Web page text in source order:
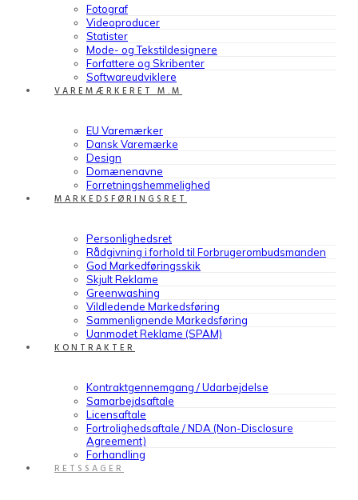
Fotograf
Videoproducer
Statister
Mode- og Tekstildesignere
Forfattere og Skribenter
Softwareudviklere
VAREMÆRKERET M.M
EU Varemærker
Dansk Varemærke
Design
Domænenavne
Forretningshemmelighed
MARKEDSFØRINGSRET
Personlighedsret
Rådgivning i forhold til Forbrugerombudsmanden
God Markedføringsskik
Skjult Reklame
Greenwashing
Vildledende Markedsføring
Sammenlignende Markedsføring
Uanmodet Reklame (SPAM)
KONTRAKTER
Kontraktgennemgang / Udarbejdelse
Samarbejdsaftale
Licensaftale
Fortrolighedsaftale / NDA (Non-Disclosure
Agreement)
Forhandling
RETSSAGER